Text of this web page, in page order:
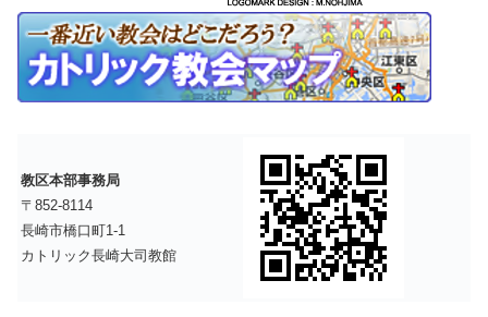
教区本部事務局
〒852-8114
長崎市橋口町1-1
カトリック長崎大司教館